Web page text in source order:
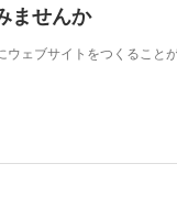
ませんか
ェブサイトをつくることが